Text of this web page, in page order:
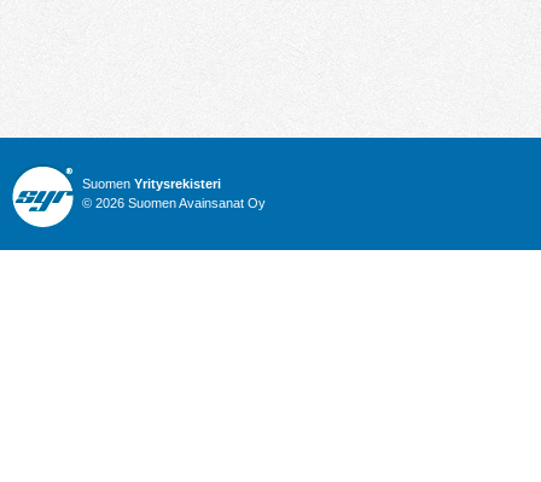
Suomen Yritysrekisteri
© 2026 Suomen Avainsanat Oy